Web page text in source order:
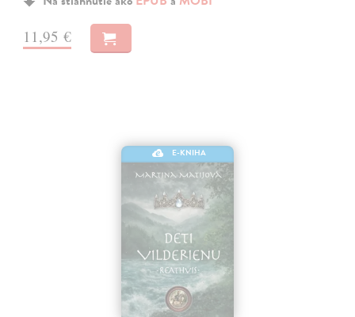
11,95 €
E-KNIHA